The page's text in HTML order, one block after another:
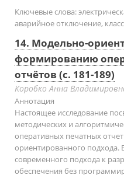
Ключевые слова:
аварийное отключение, класс
14. Модельно-
формированию
отчётов (с. 181-189)
Коробко Анна
Аннотация
Настоящее исследование
методических и
оперативных печатных
ориентированного подхода.
современного подхода к
обеспечения без